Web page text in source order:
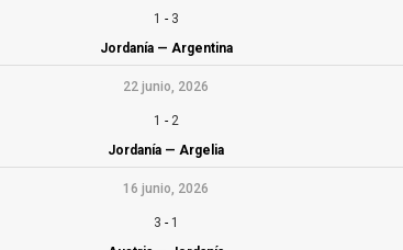
1 - 3
Jordanía — Argentina
22 junio, 2026
1 - 2
Jordanía — Argelia
16 junio, 2026
3 - 1